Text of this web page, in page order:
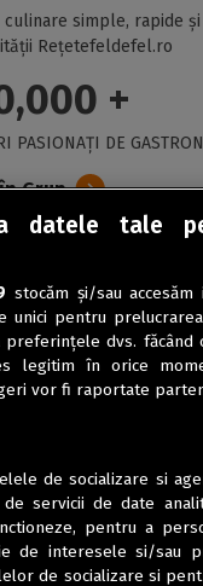
culinare simple, rapide
Rețetefeldefel.ro
+
PASIONAȚI DE
Grup
datele tale
stocăm și/sau
unici pentru
preferințele dvs.
legitim în orice
vor fi raportate
de socializare si
servicii de date
pentru a
de interesele si/sau
de socializare si